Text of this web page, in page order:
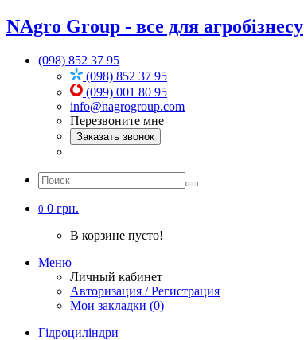
NAgro Group - все для агробізнесу
(098) 852 37 95
(098) 852 37 95
(099) 001 80 95
info@nagrogroup.com
Перезвоните мне
Заказать звонок
0 0 грн.
В корзине пусто!
Меню
Личный кабинет
Авторизация / Регистрация
Мои закладки (0)
Гідроциліндри